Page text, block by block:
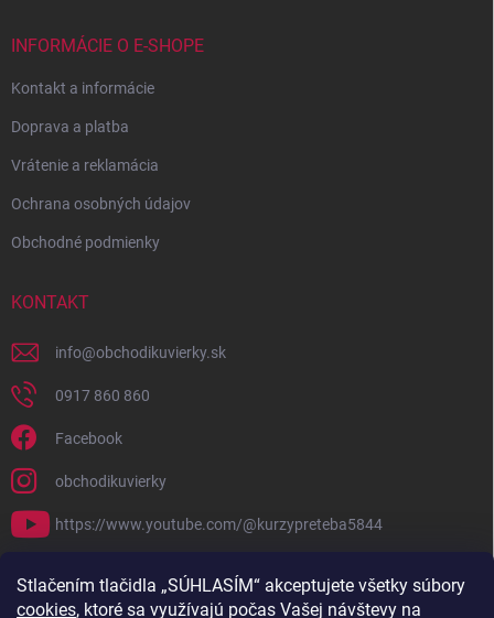
Stlačením tlačidla „SÚHLASÍM“ akceptujete všetky súbory
cookies, ktoré sa využívajú počas Vašej návštevy na
INFORMÁCIE O E-SHOPE
Kontakt a informácie
Doprava a platba
Vrátenie a reklamácia
Ochrana osobných údajov
Obchodné podmienky
KONTAKT
info@obchodikuvierky.sk
0917 860 860
Facebook
obchodikuvierky
https://www.youtube.com/@kurzypreteba5844
PRIJÍMAME ONLINE PLATBY